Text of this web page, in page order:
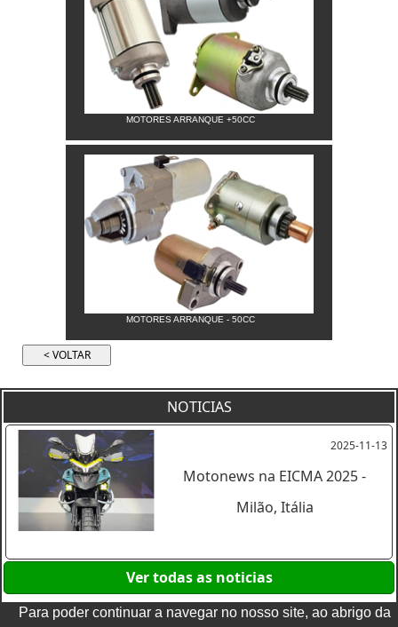
MOTORES ARRANQUE +50CC
MOTORES ARRANQUE - 50CC
NOTICIAS
2025-11-13
Motonews na EICMA 2025 -
Milão, Itália
Ver todas as noticias
TERMOS E CONDIÇÕES| POLITICA DE PRIVACIDADE|LIVRO DE
Para poder continuar a navegar no nosso site, ao abrigo da